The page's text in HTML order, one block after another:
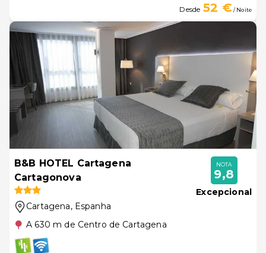
Desde 52 €/ Noite
B&B HOTEL Cartagena
Cartagonova
Cartagena, Espanha
A 630 m de Centro de Cartagena
NOTA
9,8
Excepcional